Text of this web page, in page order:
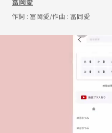
作詞 : 冨岡愛/作曲 : 冨岡愛